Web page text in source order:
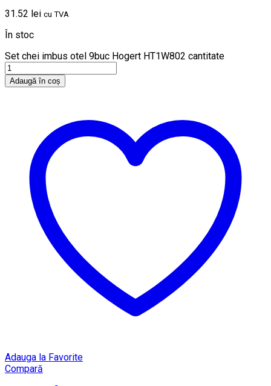
31.52 lei cu TVA
În stoc
Set chei imbus otel 9buc Hogert HT1W802 cantitate
Adaugă în coș
Adauga la Favorite
Compară